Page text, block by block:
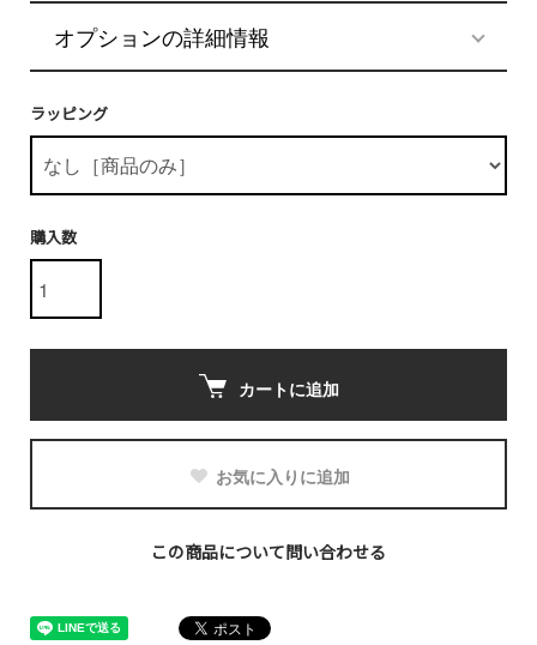
オプションの詳細情報
ラッピング
購入数
カートに追加
お気に入りに追加
この商品について問い合わせる